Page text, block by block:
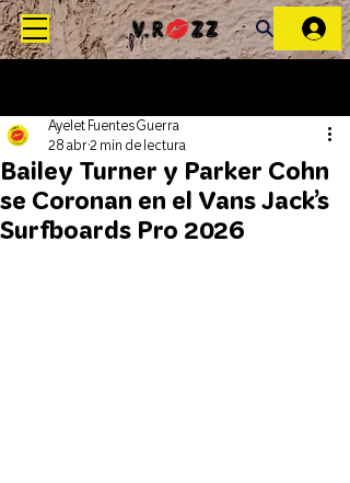
Bailey Turner y Parker Cohn
se Coronan en el Vans Jack’s
Surfboards Pro 2026
Ayelet Fuentes Guerra
28 abr2 min de lectura